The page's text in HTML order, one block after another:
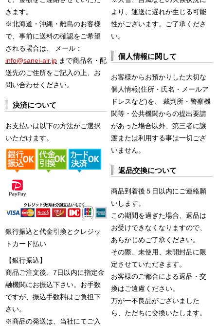
きます。
※北海道・沖縄・離島のお客様
で、事前に送料の確認をご希望
される場合は、 メール：
info@sanei-air.jp まで商品名・配
送先のご住所をご記入の上、お
問い合わせください。
決済について
お支払いは以下の方法がご選択
いただけます。
銀行振込と代金引換とクレジッ
トカード払い
【銀行振込】
商品ご注文後、7日以内に指定金
融機関にお振込下さい。お手数
ですが、振込手数料はご負担下
さい。
※商品の発送は、当社にてご入
より、運送に遅れが生じる可能
性がございます。ご了承くださ
い。
個人情報に関して
お客様からお預かりした大切な
個人情報(住所・氏名・メールア
ドレスなど)を、 裁判所・警察機
関等・公共機関からの提出要請
があった場合以外、第三者に譲
渡または利用する事は一切ござ
いません。
返品交換について
商品到着後５日以内にご連絡願
いします。
この期間を過ぎた場合、返品は
お受けできなくなりますので、
あらかじめご了承ください。
その際、未使用、未開封品に限
定させていただきます。
お客様のご都合による返品・交
換はご遠慮ください。
万が一不良品がございました
ら、ただちに交換いたします。